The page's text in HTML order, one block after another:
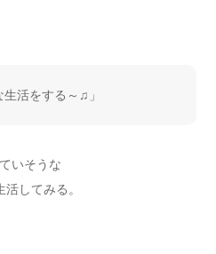
生活をする～♫」
いそうな
してみる。